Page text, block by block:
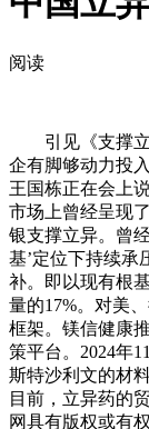
阅读
引见《支撑立
企有脚够动力投
王国栋正在会上
市场上曾经呈现
银支撑立异。曾
基’定位下持续承
补。即以现有根
量的17%。对美
框架。镁信健康
策平台。2024年
斯特沙利文的材
目前，立异药的
网具有版权或有